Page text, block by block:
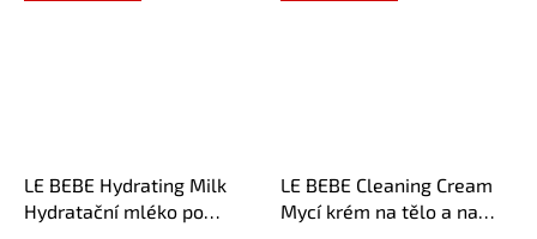
LE BEBE Hydrating Milk
Hydratační mléko po
LE BEBE Cleaning Cream
Mycí krém na tělo a na